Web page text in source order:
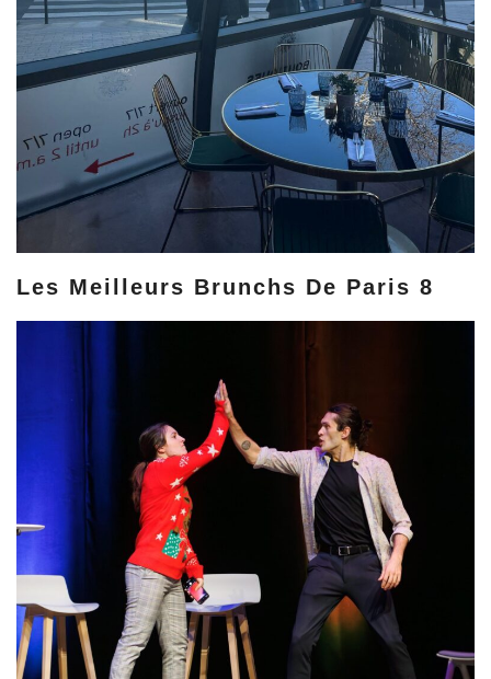
Les Meilleurs Brunchs De Paris 8